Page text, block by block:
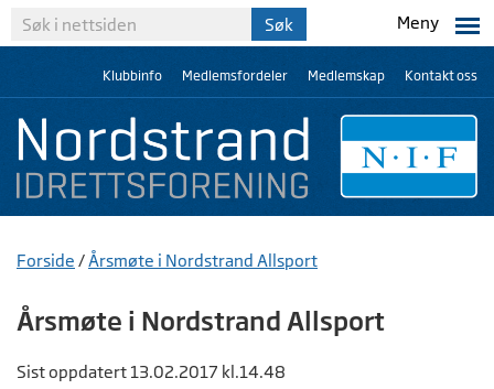
Meny
Klubbinfo Medlemsfordeler Medlemskap Kontakt oss
Forside /Årsmøte i Nordstrand Allsport
Årsmøte i Nordstrand Allsport
Sist oppdatert 13.02.2017 kl.14.48